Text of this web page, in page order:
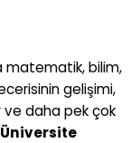
₺.
matematik, bilim,
gelişimi,
ve daha pek çok
Üniversite